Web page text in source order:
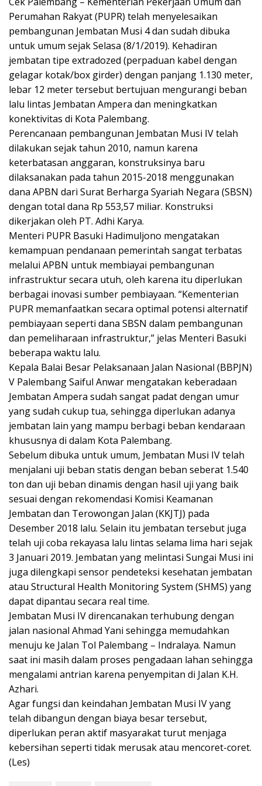
e
b
o
o
k
ss
e
n
g
er
at
s
A
p
p
e ai
l
itt
er
p
y
Li
n
k
ar
e
Perumahan Rakyat (PUPR) telah menyelesaikan
pembangunan Jembatan Musi 4 dan sudah dibuka
untuk umum sejak Selasa (8/1/2019). Kehadiran
jembatan tipe extradozed (perpaduan kabel dengan
gelagar kotak/box girder) dengan panjang 1.130 meter,
lebar 12 meter tersebut bertujuan mengurangi beban
lalu lintas Jembatan Ampera dan meningkatkan
konektivitas di Kota Palembang.
Perencanaan pembangunan Jembatan Musi IV telah
dilakukan sejak tahun 2010, namun karena
keterbatasan anggaran, konstruksinya baru
dilaksanakan pada tahun 2015-2018 menggunakan
dana APBN dari Surat Berharga Syariah Negara (SBSN)
dengan total dana Rp 553,57 miliar. Konstruksi
dikerjakan oleh PT. Adhi Karya.
Menteri PUPR Basuki Hadimuljono mengatakan
kemampuan pendanaan pemerintah sangat terbatas
melalui APBN untuk membiayai pembangunan
infrastruktur secara utuh, oleh karena itu diperlukan
berbagai inovasi sumber pembiayaan. “Kementerian
PUPR memanfaatkan secara optimal potensi alternatif
pembiayaan seperti dana SBSN dalam pembangunan
dan pemeliharaan infrastruktur,” jelas Menteri Basuki
beberapa waktu lalu.
Kepala Balai Besar Pelaksanaan Jalan Nasional (BBPJN)
V Palembang Saiful Anwar mengatakan keberadaan
Jembatan Ampera sudah sangat padat dengan umur
yang sudah cukup tua, sehingga diperlukan adanya
jembatan lain yang mampu berbagi beban kendaraan
khususnya di dalam Kota Palembang.
Sebelum dibuka untuk umum, Jembatan Musi IV telah
menjalani uji beban statis dengan beban seberat 1.540
ton dan uji beban dinamis dengan hasil uji yang baik
sesuai dengan rekomendasi Komisi Keamanan
Jembatan dan Terowongan Jalan (KKJTJ) pada
Desember 2018 lalu. Selain itu jembatan tersebut juga
telah uji coba rekayasa lalu lintas selama lima hari sejak
3 Januari 2019. Jembatan yang melintasi Sungai Musi ini
juga dilengkapi sensor pendeteksi kesehatan jembatan
atau Structural Health Monitoring System (SHMS) yang
dapat dipantau secara real time.
Jembatan Musi IV direncanakan terhubung dengan
jalan nasional Ahmad Yani sehingga memudahkan
menuju ke Jalan Tol Palembang – Indralaya. Namun
saat ini masih dalam proses pengadaan lahan sehingga
mengalami antrian karena penyempitan di Jalan K.H.
Azhari.
Agar fungsi dan keindahan Jembatan Musi IV yang
telah dibangun dengan biaya besar tersebut,
diperlukan peran aktif masyarakat turut menjaga
kebersihan seperti tidak merusak atau mencoret-coret.
(Les)